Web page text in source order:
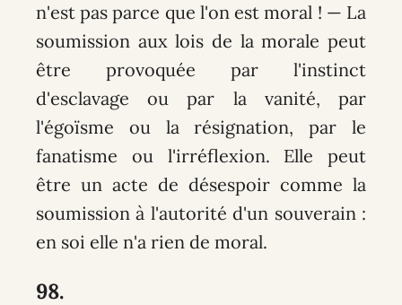
n'est pas parce que l'on est moral ! — La
soumission aux lois de la morale peut
être provoquée par l'instinct
d'esclavage ou par la vanité, par
l'égoïsme ou la résignation, par le
fanatisme ou l'irréflexion. Elle peut
être un acte de désespoir comme la
soumission à l'autorité d'un souverain :
en soi elle n'a rien de moral.
98.